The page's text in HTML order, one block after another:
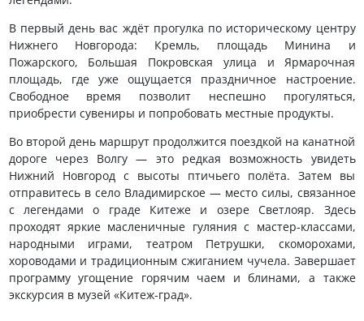
В первый день вас ждёт прогулка по историческому центру
Нижнего Новгорода: Кремль, площадь Минина и
Пожарского, Большая Покровская улица и Ярмарочная
площадь, где уже ощущается праздничное настроение.
Свободное время позволит неспешно прогуляться,
приобрести сувениры и попробовать местные продукты.
Во второй день маршрут продолжится поездкой на канатной
дороге через Волгу — это редкая возможность увидеть
Нижний Новгород с высоты птичьего полёта. Затем вы
отправитесь в село Владимирское — место силы, связанное
с легендами о граде Китеже и озере Светлояр. Здесь
проходят яркие масленичные гуляния с мастер-классами,
народными играми, театром Петрушки, скоморохами,
хороводами и традиционным сжиганием чучела. Завершает
программу угощение горячим чаем и блинами, а также
экскурсия в музей «Китеж-град».